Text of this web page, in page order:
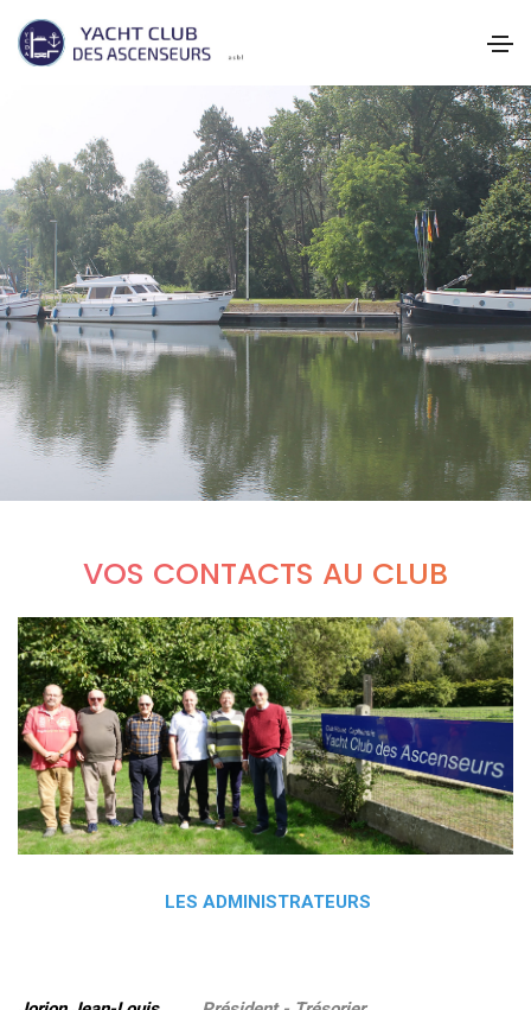
VOS CONTACTS AU CLUB
LES ADMINISTRATEURS